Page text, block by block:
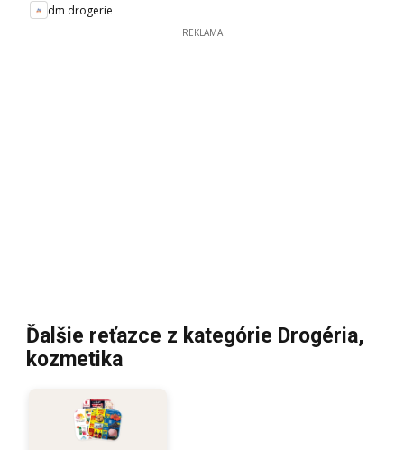
dm drogerie
REKLAMA
Ďalšie reťazce z kategórie Drogéria,
kozmetika